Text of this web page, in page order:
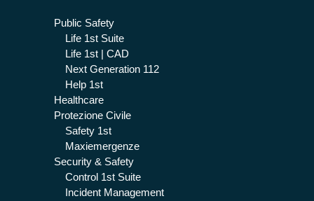
Public Safety
Life 1st Suite
Life 1st | CAD
Next Generation 112
Help 1st
Healthcare
Protezione Civile
Safety 1st
Maxiemergenze
Security & Safety
Control 1st Suite
Incident Management